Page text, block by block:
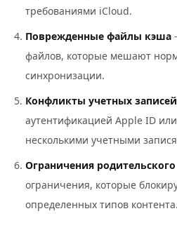
требованиями iCloud.
Поврежденные файлы кэша
файлов, которые мешают
синхронизации.
Конфликты учетных записей
аутентификацией Apple ID
несколькими учетными
Ограничения
ограничения, которые
определенных типов контента.